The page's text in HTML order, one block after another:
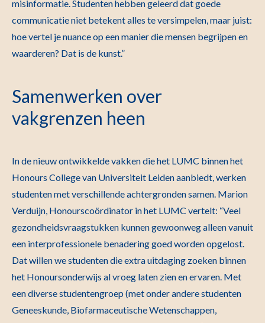
misinformatie. Studenten hebben geleerd dat goede
communicatie niet betekent alles te versimpelen, maar juist:
hoe vertel je nuance op een manier die mensen begrijpen en
waarderen? Dat is de kunst.”
Samenwerken over
vakgrenzen heen
In de nieuw ontwikkelde vakken die het LUMC binnen het
Honours College van Universiteit Leiden aanbiedt, werken
studenten met verschillende achtergronden samen. Marion
Verduijn, Honourscoördinator in het LUMC vertelt: “Veel
gezondheidsvraagstukken kunnen gewoonweg alleen vanuit
een interprofessionele benadering goed worden opgelost.
Dat willen we studenten die extra uitdaging zoeken binnen
het Honoursonderwijs al vroeg laten zien en ervaren. Met
een diverse studentengroep (met onder andere studenten
Geneeskunde, Biofarmaceutische Wetenschappen,